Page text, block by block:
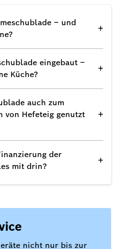
– und
+
eingebaut –
Küche?
+
auch zum
von Hefeteig genutzt
+
der
mit drin?
+
nicht nur bis zur